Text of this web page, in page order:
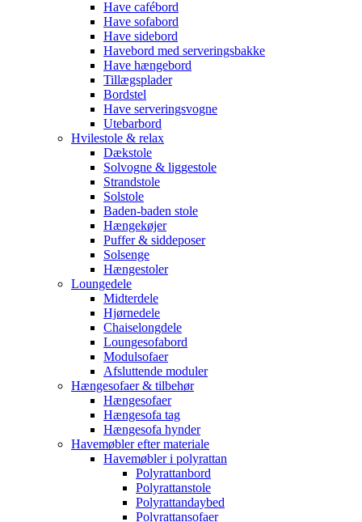
Have cafébord
Have sofabord
Have sidebord
Havebord med serveringsbakke
Have hængebord
Tillægsplader
Bordstel
Have serveringsvogne
Utebarbord
Hvilestole & relax
Dækstole
Solvogne & liggestole
Strandstole
Solstole
Baden-baden stole
Hængekøjer
Puffer & siddeposer
Solsenge
Hængestoler
Loungedele
Midterdele
Hjørnedele
Chaiselongdele
Loungesofabord
Modulsofaer
Afsluttende moduler
Hængesofaer & tilbehør
Hængesofaer
Hængesofa tag
Hængesofa hynder
Havemøbler efter materiale
Havemøbler i polyrattan
Polyrattanbord
Polyrattanstole
Polyrattandaybed
Polyrattansofaer